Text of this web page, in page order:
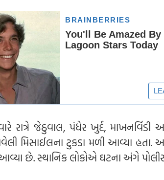
જેઠુવાલ, પંધેર ખુર્દ, માખનવિંડી
આવેલી મિસાઈલના ટુકડા મળી આવ્યા
છે. સ્થાનિક લોકોએ ઘટના અંગે